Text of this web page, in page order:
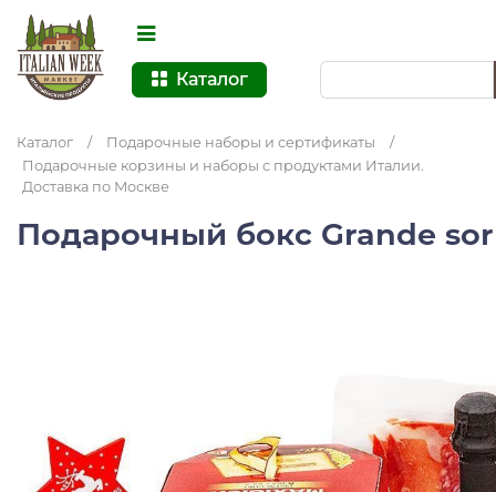
Каталог
Каталог / Подарочные наборы и сертификаты
/
Подарочные корзины и наборы с продуктами Италии.
Доставка по Москве
Подарочный бокс Grande